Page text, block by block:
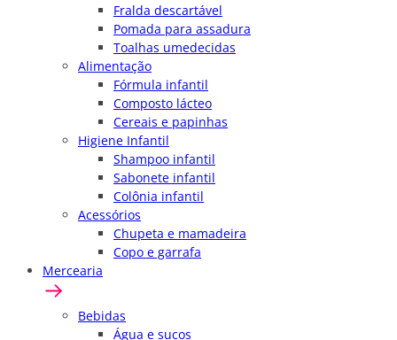
Fralda descartável
Pomada para assadura
Toalhas umedecidas
Alimentação
Fórmula infantil
Composto lácteo
Cereais e papinhas
Higiene Infantil
Shampoo infantil
Sabonete infantil
Colônia infantil
Acessórios
Chupeta e mamadeira
Copo e garrafa
Mercearia
Bebidas
Água e sucos